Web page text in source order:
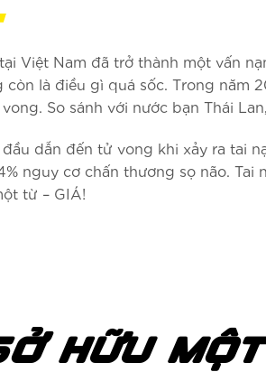
Việt Nam đã trở thành một vấn
còn là điều gì quá sốc. Trong năm
So sánh với nước bạn Thái
dẫn đến tử vong khi xảy ra tai
nguy cơ chấn thương sọ não.
từ – GIÁ!
HỮU